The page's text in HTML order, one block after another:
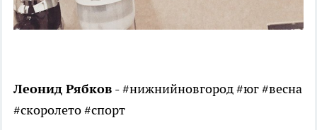
Леонид Рябков -#нижнийновгород #юг #весна
#скоролето #спорт